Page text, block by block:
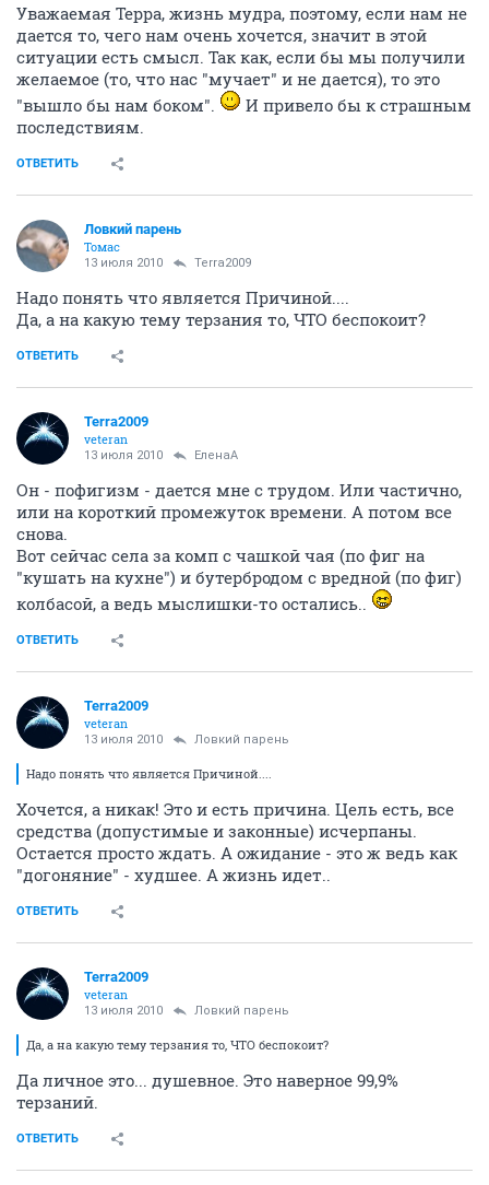
Уважаемая Терра, жизнь мудра, поэтому, если нам не
дается то, чего нам очень хочется, значит в этой
ситуации есть смысл. Так как, если бы мы получили
желаемое (то, что нас "мучает" и не дается), то это
"вышло бы нам боком".
И привело бы к страшным
последствиям.
ОТВЕТИТЬ
Ловкий парень
Томас
13 июля 2010 Terra2009
Надо понять что является Причиной....
Да, а на какую тему терзания то, ЧТО беспокоит?
ОТВЕТИТЬ
Terra2009
veteran
13 июля 2010 ЕленаА
Он - пофигизм - дается мне с трудом. Или частично,
или на короткий промежуток времени. А потом все
снова.
Вот сейчас села за комп с чашкой чая (по фиг на
"кушать на кухне") и бутербродом с вредной (по фиг)
колбасой, а ведь мыслишки-то остались..
ОТВЕТИТЬ
Terra2009
veteran
13 июля 2010 Ловкий парень
Надо понять что является Причиной....
Хочется, а никак! Это и есть причина. Цель есть, все
средства (допустимые и законные) исчерпаны.
Остается просто ждать. А ожидание - это ж ведь как
"догоняние" - худшее. А жизнь идет..
ОТВЕТИТЬ
Terra2009
veteran
13 июля 2010 Ловкий парень
Да, а на какую тему терзания то, ЧТО беспокоит?
Да личное это... душевное. Это наверное 99,9%
терзаний.
ОТВЕТИТЬ